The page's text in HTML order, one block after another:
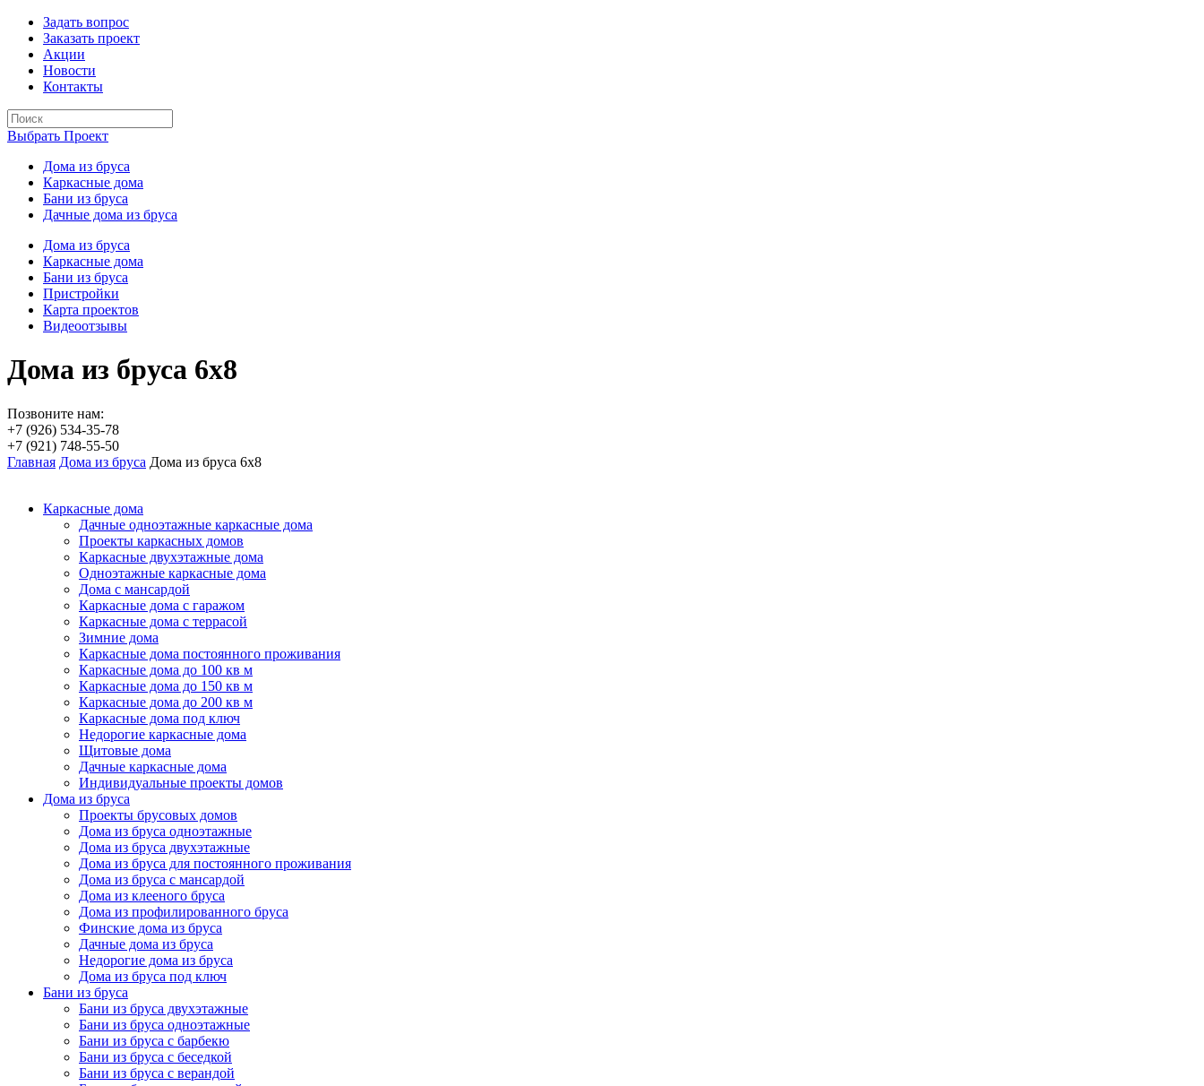
Задать вопрос
Заказать проект
Акции
Новости
Контакты
Выбрать Проект
Дома из бруса
Каркасные дома
Бани из бруса
Дачные дома из бруса
Дома из бруса
Каркасные дома
Бани из бруса
Пристройки
Карта проектов
Видеоотзывы
Дома из бруса 6х8
Позвоните нам:
+7 (926) 534-35-78
+7 (921) 748-55-50
Главная Дома из бруса Дома из бруса 6х8
Каркасные дома
Дачные одноэтажные каркасные дома
Проекты каркасных домов
Каркасные двухэтажные дома
Одноэтажные каркасные дома
Дома с мансардой
Каркасные дома с гаражом
Каркасные дома с террасой
Зимние дома
Каркасные дома постоянного проживания
Каркасные дома до 100 кв м
Каркасные дома до 150 кв м
Каркасные дома до 200 кв м
Каркасные дома под ключ
Недорогие каркасные дома
Щитовые дома
Дачные каркасные дома
Индивидуальные проекты домов
Дома из бруса
Проекты брусовых домов
Дома из бруса одноэтажные
Дома из бруса двухэтажные
Дома из бруса для постоянного проживания
Дома из бруса с мансардой
Дома из клееного бруса
Дома из профилированного бруса
Финские дома из бруса
Дачные дома из бруса
Недорогие дома из бруса
Дома из бруса под ключ
Бани из бруса
Бани из бруса двухэтажные
Бани из бруса одноэтажные
Бани из бруса с барбекю
Бани из бруса с беседкой
Бани из бруса с верандой